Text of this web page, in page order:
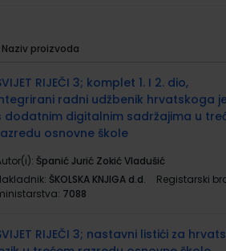
Naziv proizvoda
RIJEČI 3; komplet 1. I 2. dio,
radni udžbenik hrvatskoga
dodatnim digitalnim sadržajima u
osnovne škole
Španić Jurić Zokić Vladušić
ŠKOLSKA KNJIGA d.d.
Registarski
7088
RIJEČI 3; nastavni listići za